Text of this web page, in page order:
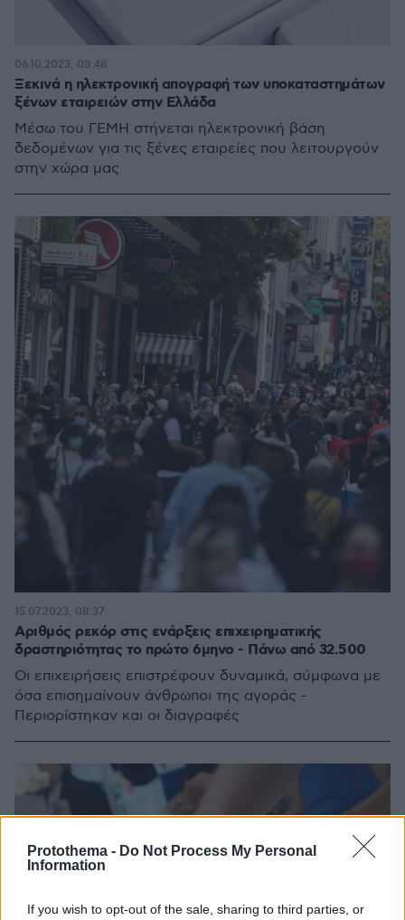
Protothema - Do Not Process My Personal
Information
If you wish to opt-out of the sale, sharing to third parties, or
Ξεκινά η ηλεκτρονική απογραφή των υποκαταστημάτων
ξένων εταιρειών στην Ελλάδα
Μέσω του ΓΕΜΗ στήνεται ηλεκτρονική βάση
δεδομένων για τις ξένες εταιρείες που λειτουργούν
στην χώρα μας
06.10.2023, 08:48
Αριθμός ρεκόρ στις ενάρξεις επιχειρηματικής
δραστηριότητας το πρώτο 6μηνο - Πάνω από 32.500
Οι επιχειρήσεις επιστρέφουν δυναμικά, σύμφωνα με
όσα επισημαίνουν άνθρωποι της αγοράς -
Περιορίστηκαν και οι διαγραφές
15.07.2023, 08:37